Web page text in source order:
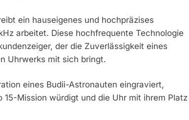
ein hauseigenes und hochpräzises
arbeitet. Diese hochfrequente Technologie
der die Zuverlässigkeit eines
Uhrwerks mit sich bringt.
eines Budii-Astronauten eingraviert,
Mission würdigt und die Uhr mit ihrem Platz